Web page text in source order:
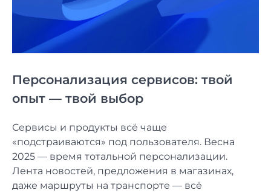
Персонализация сервисов: твой
опыт — твой выбор
Сервисы и продукты всё чаще
«подстраиваются» под пользователя. Весна
2025 — время тотальной персонализации.
Лента новостей, предложения в магазинах,
даже маршруты на транспорте — всё